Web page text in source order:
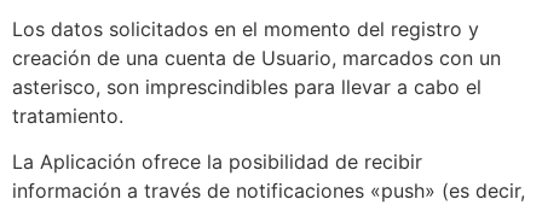
Los datos solicitados en el momento del registro y
creación de una cuenta de Usuario, marcados con un
asterisco, son imprescindibles para llevar a cabo el
tratamiento.
La Aplicación ofrece la posibilidad de recibir
información a través de notificaciones «push» (es decir,